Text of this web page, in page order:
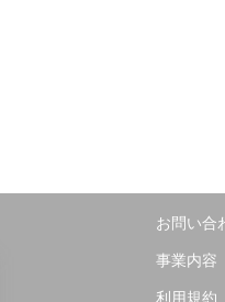
お問い合
事業内容
利用規約